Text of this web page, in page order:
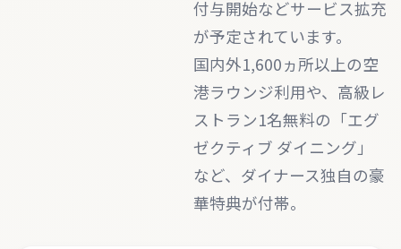
付与開始などサービス拡充
が予定されています。
国内外1,600ヵ所以上の空
港ラウンジ利用や、高級レ
ストラン1名無料の「エグ
ゼクティブ ダイニング」
など、ダイナース独自の豪
華特典が付帯。